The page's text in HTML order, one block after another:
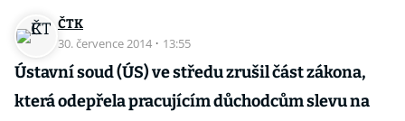
ČTK
30. července 2014 · 13:55
Ústavní soud (ÚS) ve středu zrušil část zákona,
která odepřela pracujícím důchodcům slevu na